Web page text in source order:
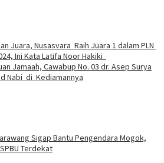
Juara, Nusasvara Raih Juara 1 dalam PLN
Ini Kata Latifa Noor Hakiki
Jamaah, Cawabup No. 03 dr. Asep Surya
Nabi di Kediamannya
Sigap Bantu Pengendara Mogok,
Terdekat